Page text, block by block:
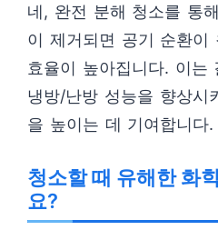
네, 완전 분해 청소를 통
이 제거되면 공기 순환이
효율이 높아집니다. 이는
냉방/난방 성능을 향상시
을 높이는 데 기여합니다.
청소할 때 유해한 화
요?